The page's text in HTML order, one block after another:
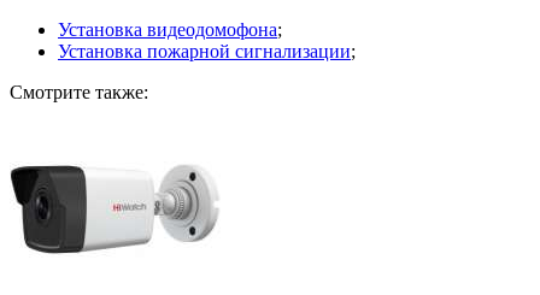
Установка видеодомофона;
Установка пожарной сигнализации;
Смотрите также: